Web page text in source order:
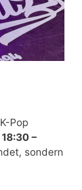
Pop
18:30 –
sondern